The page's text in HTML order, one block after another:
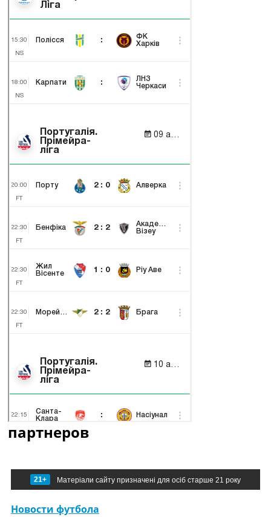
партнеров
21+ Матеріали сайту призначені для осіб старше 21 року
Новости футбола